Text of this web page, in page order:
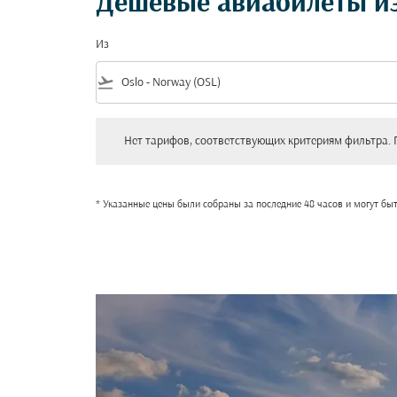
Из
flight_takeoff
Нет тарифов, соответствующих критериям
* Указанные цены были собраны за последние 48 часов и могут